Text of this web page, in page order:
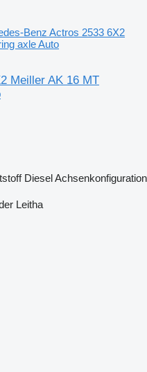
Benz Actros 2533 6X2
axle Auto
Meiller AK 16 MT
DieselAchsenkonfiguration
Leitha